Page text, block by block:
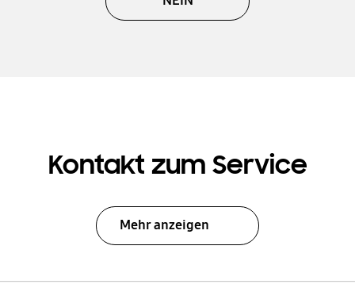
Kontakt zum Service
Mehr anzeigen